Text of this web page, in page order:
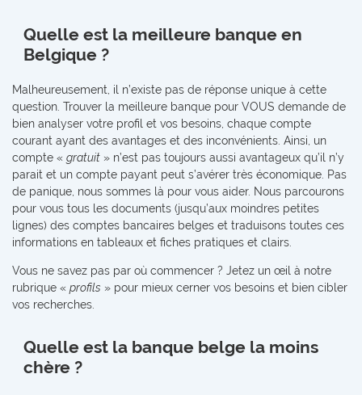
Quelle est la meilleure banque en
Belgique ?
Malheureusement, il n’existe pas de réponse unique à cette
question. Trouver la meilleure banque pour VOUS demande de
bien analyser votre profil et vos besoins, chaque compte
courant ayant des avantages et des inconvénients. Ainsi, un
compte « gratuit » n’est pas toujours aussi avantageux qu’il n’y
parait et un compte payant peut s’avérer très économique. Pas
de panique, nous sommes là pour vous aider. Nous parcourons
pour vous tous les documents (jusqu’aux moindres petites
lignes) des comptes bancaires belges et traduisons toutes ces
informations en tableaux et fiches pratiques et clairs.
Vous ne savez pas par où commencer ? Jetez un œil à notre
rubrique « profils » pour mieux cerner vos besoins et bien cibler
vos recherches.
Quelle est la banque belge la moins
chère ?